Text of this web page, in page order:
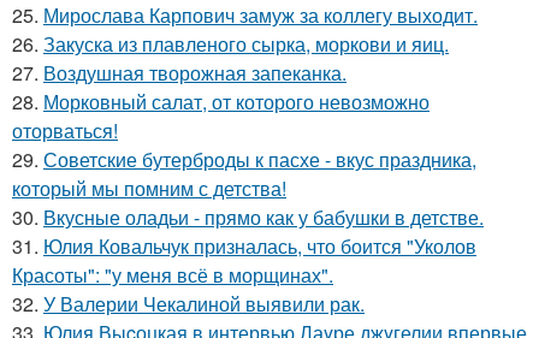
25. Мирослава Карпович замуж за коллегу выходит.
26. Закуска из плавленого сырка, моркови и яиц.
27. Воздушная творожная запеканка.
28. Морковный салат, от которого невозможно
оторваться!
29. Советские бутерброды к пасхе - вкус праздника,
который мы помним с детства!
30. Вкусные оладьи - прямо как у бабушки в детстве.
31. Юлия Ковальчук призналась, что боится "Уколов
Красоты": "у меня всё в морщинах".
32. У Валерии Чекалиной выявили рак.
33. Юлия Выcоцкая в интервью Лаyре джyгелии впервые